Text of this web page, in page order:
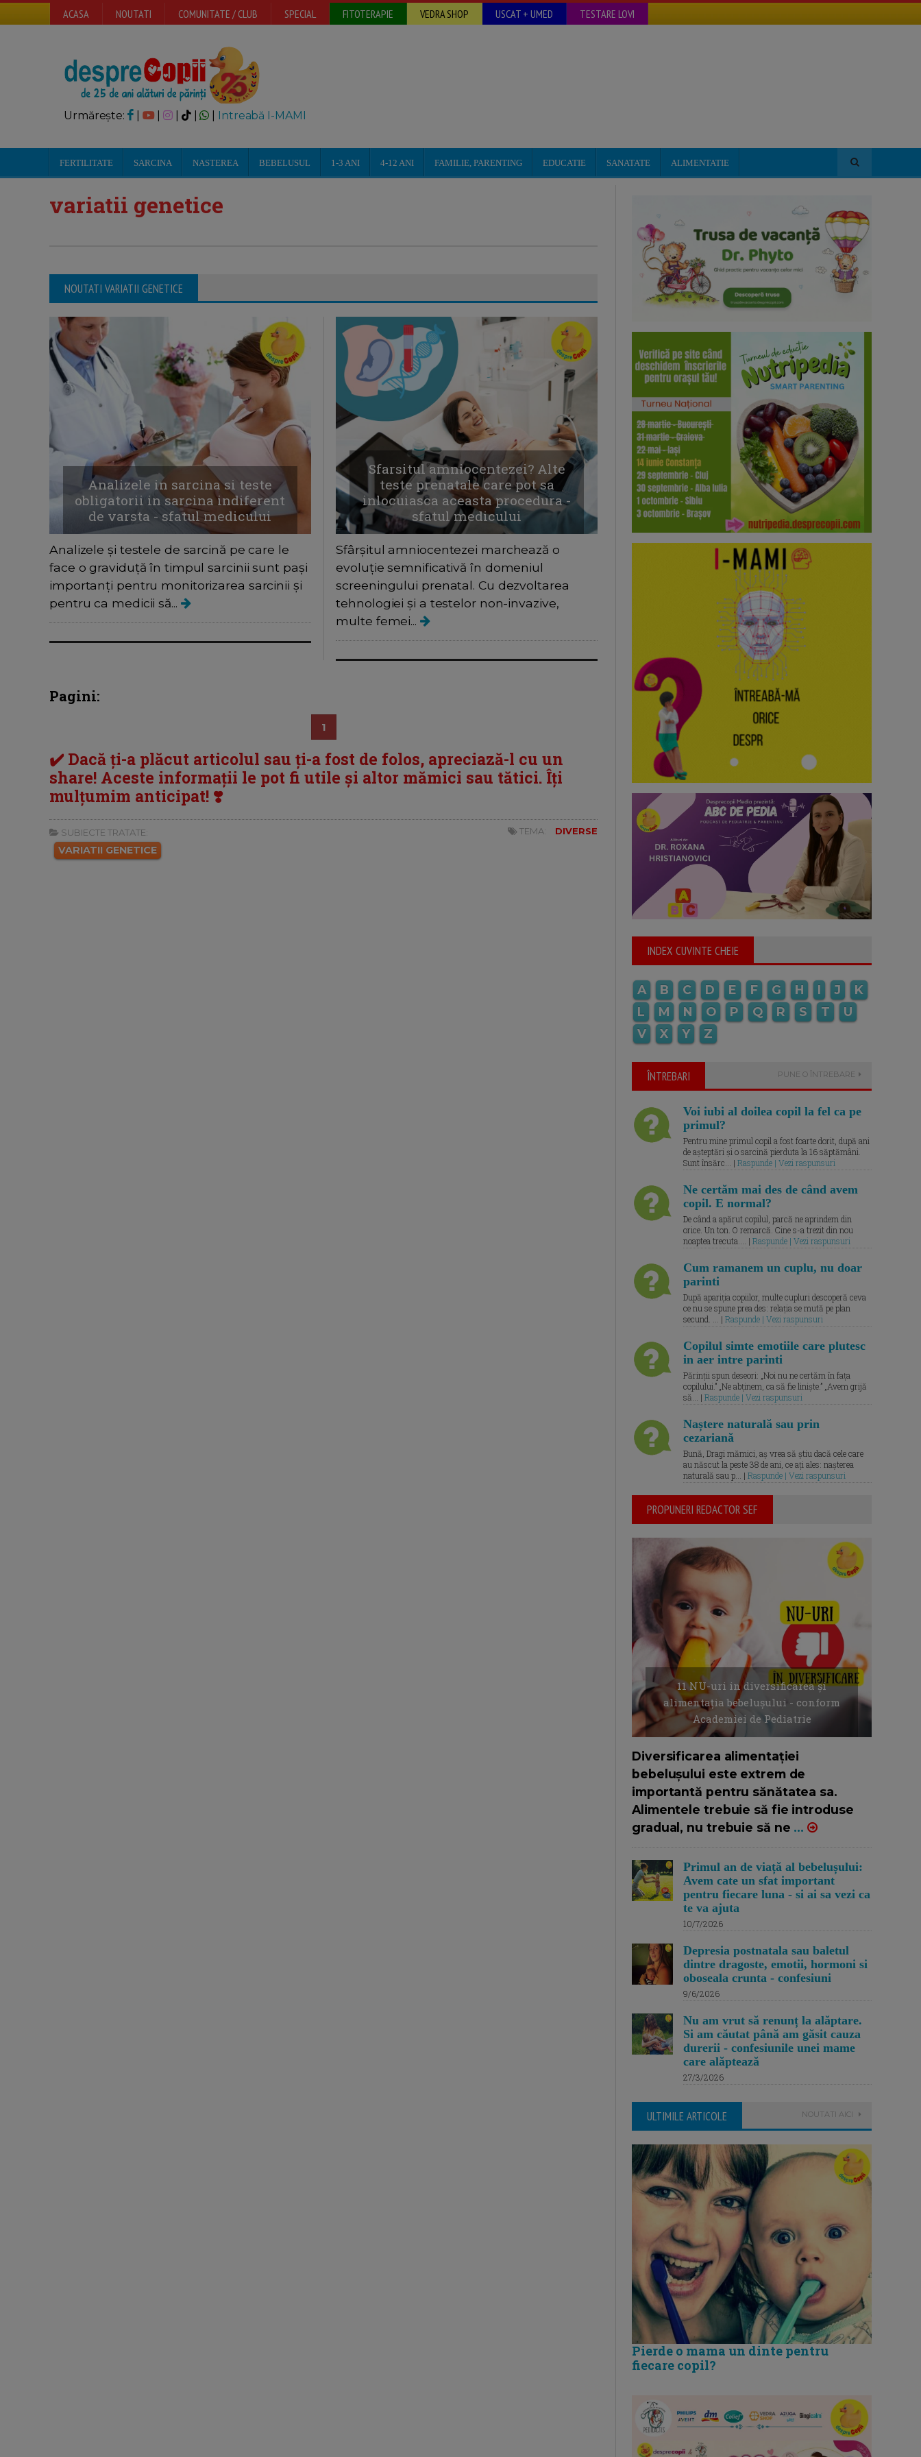
ACASA NOUTATI COMUNITATE / CLUB SPECIAL FITOTERAPIE VEDRA SHOP USCAT + UMED TESTARE LOVI
Urmărește: | | Intreabă I-MAMI
FERTILITATE SARCINA NASTEREA BEBELUSUL 1-3 ANI 4-12 ANI FAMILIE, PARENTING EDUCATIE SANATATE ALIMENTATIE
variatii genetice
NOUTATI VARIATII GENETICE
Analizele in sarcina si teste
obligatorii in sarcina indiferent
de varsta - sfatul medicului
Analizele și testele de sarcină pe care le
face o graviduță în timpul sarcinii sunt pași
importanți pentru monitorizarea sarcinii și
pentru ca medicii să...
Sfarsitul amniocentezei? Alte
teste prenatale care pot sa
inlocuiasca aceasta procedura -
sfatul medicului
Sfârșitul amniocentezei marchează o
evoluție semnificativă în domeniul
screeningului prenatal. Cu dezvoltarea
tehnologiei și a testelor non-invazive,
multe femei...
Pagini:
1
✔️ Dacă ți-a plăcut articolul sau ți-a fost de folos, apreciază-l cu un
share! Aceste informații le pot fi utile și altor mămici sau tătici. Îți
mulțumim anticipat! ❣️
SUBIECTE TRATATE:
VARIATII GENETICE
TEMA: DIVERSE
INDEX CUVINTE CHEIE
A B C D E F G H I J
K
L
M N O P Q R S T
U
V
X Y Z
ÎNTREBARI PUNE O ÎNTREBARE
Voi iubi al doilea copil la fel ca pe
primul?
Pentru mine primul copil a fost foarte dorit, după ani
de așteptări și o sarcină pierduta la 16 săptămâni.
Sunt însărc... | Raspunde | Vezi raspunsuri
Ne certăm mai des de când avem
copil. E normal?
De când a apărut copilul, parcă ne aprindem din
orice. Un ton. O remarcă. Cine s-a trezit din nou
noaptea trecuta.... | Raspunde | Vezi raspunsuri
Cum ramanem un cuplu, nu doar
parinti
După apariția copiilor, multe cupluri descoperă ceva
ce nu se spune prea des: relația se mută pe plan
secund. ... | Raspunde | Vezi raspunsuri
Copilul simte emotiile care plutesc
in aer intre parinti
Părinții spun deseori: „Noi nu ne certăm în fața
copilului.” „Ne abținem, ca să fie liniște.” „Avem grijă
să... | Raspunde | Vezi raspunsuri
Naștere naturală sau prin
cezariană
Bună, Dragi mămici, aș vrea să știu dacă cele care
au născut la peste 38 de ani, ce ați ales: nașterea
naturală sau p... | Raspunde | Vezi raspunsuri
PROPUNERI REDACTOR SEF
11 NU-uri in diversificarea și
alimentația bebelușului - conform
Academiei de Pediatrie
Diversificarea alimentației
bebelușului este extrem de
importantă pentru sănătatea sa.
Alimentele trebuie să fie introduse
gradual, nu trebuie să ne ...
Primul an de viață al bebelușului:
Avem cate un sfat important
pentru fiecare luna - si ai sa vezi ca
te va ajuta
10/7/2026
Depresia postnatala sau baletul
dintre dragoste, emotii, hormoni si
oboseala crunta - confesiuni
9/6/2026
Nu am vrut să renunț la alăptare.
Si am căutat până am găsit cauza
durerii - confesiunile unei mame
care alăptează
27/3/2026
ULTIMILE ARTICOLE NOUTATI AICI
Pierde o mama un dinte pentru
fiecare copil?